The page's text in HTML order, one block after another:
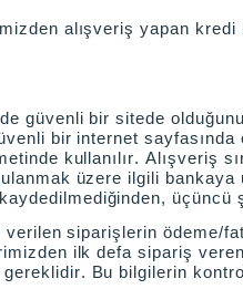
alışveriş yapan
güvenli bir sitede
bir internet
kullanılır. Alışveriş
üzere ilgili bankaya
verilen siparişlerin ödeme/
ilk defa sipariş
gereklidir. Bu bilgilerin